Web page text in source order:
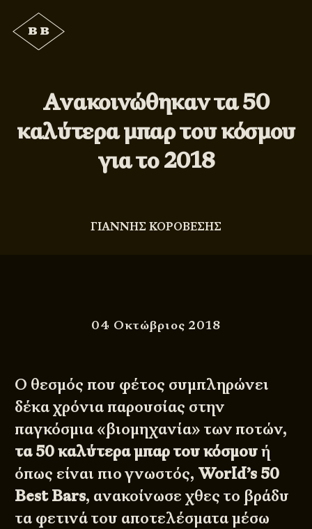
Ανακοινώθηκαν τα 50
καλύτερα μπαρ του κόσμου
για το 2018
ΓΙΑΝΝΗΣ ΚΟΡΟΒΕΣΗΣ
04 Οκτώβριος 2018
Ο θεσμός που φέτος συμπληρώνει
δέκα χρόνια παρουσίας στην
παγκόσμια «βιομηχανία» των ποτών,
τα 50 καλύτερα μπαρ του κόσμουή
όπως είναι πιο γνωστός, World’s 50
Best Bars, ανακοίνωσε χθες το βράδυ
τα φετινά του αποτελέσματα μέσω